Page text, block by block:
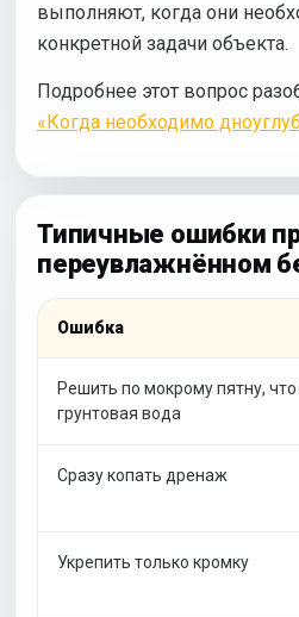
выполняют, когда они
конкретной задачи объекта.
Подробнее этот вопрос
«Когда необходимо
Типичные ошибки
переувлажнённом
Ошибка
Решить по мокрому пятну, что
грунтовая вода
Сразу копать дренаж
Укрепить только кромку